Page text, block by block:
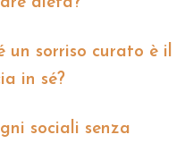
un sorriso curato è il
in sé?
sociali senza